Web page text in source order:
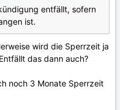
entfällt, sofern
ist.
wird die Sperrzeit ja
das dann auch?
noch 3 Monate Sperrzeit